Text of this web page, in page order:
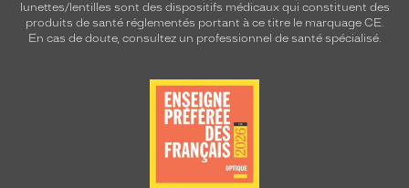
lunettes/lentilles sont des dispositifs médicaux qui constituent des
produits de santé réglementés portant à ce titre le marquage CE.
En cas de doute, consultez un professionnel de santé spécialisé.